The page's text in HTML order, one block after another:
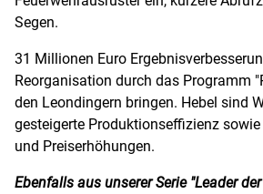
Segen.
31 Millionen Euro
Reorganisation durch das Programm
den Leondingern bringen. Hebel sind
gesteigerte Produktionseffizienz
und Preiserhöhungen.
Ebenfalls aus unserer Serie "Leader